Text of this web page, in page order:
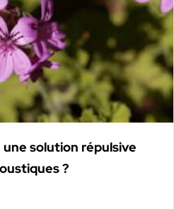
solution répulsive
?